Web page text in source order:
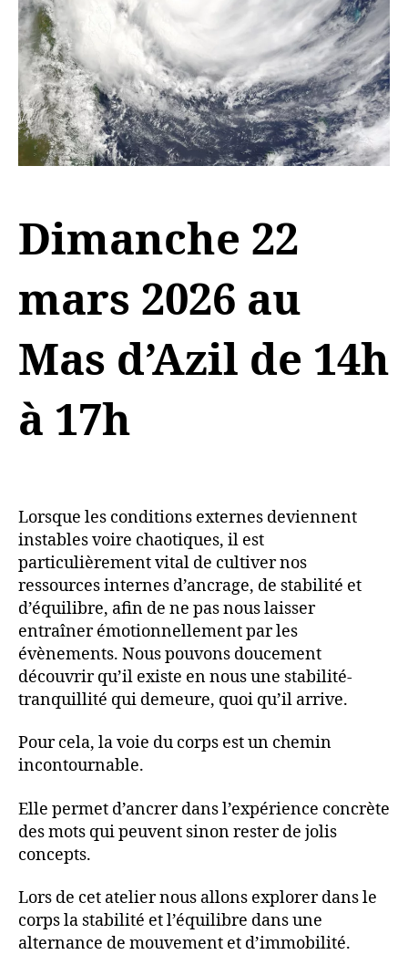
Dimanche 22
mars 2026 au
Mas d’Azil de 14h
à 17h
Lorsque les conditions externes deviennent
instables voire chaotiques, il est
particulièrement vital de cultiver nos
ressources internes d’ancrage, de stabilité et
d’équilibre, afin de ne pas nous laisser
entraîner émotionnellement par les
évènements. Nous pouvons doucement
découvrir qu’il existe en nous une stabilité-
tranquillité qui demeure, quoi qu’il arrive.
Pour cela, la voie du corps est un chemin
incontournable.
Elle permet d’ancrer dans l’expérience concrète
des mots qui peuvent sinon rester de jolis
concepts.
Lors de cet atelier nous allons explorer dans le
corps la stabilité et l’équilibre dans une
alternance de mouvement et d’immobilité.